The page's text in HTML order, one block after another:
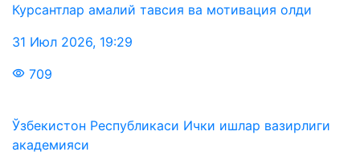
Курсантлар амалий тавсия ва мотивация олди
31 Июл 2026, 19:29
709
Ўзбекистон Республикаси Ички ишлар вазирлиги
академияси